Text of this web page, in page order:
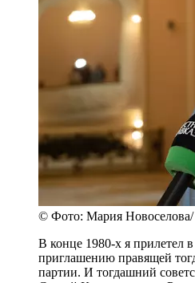
© Фото: Мария Новоселова/
В конце 1980-х я прилетел
приглашению правящей
партии. И тогдашний